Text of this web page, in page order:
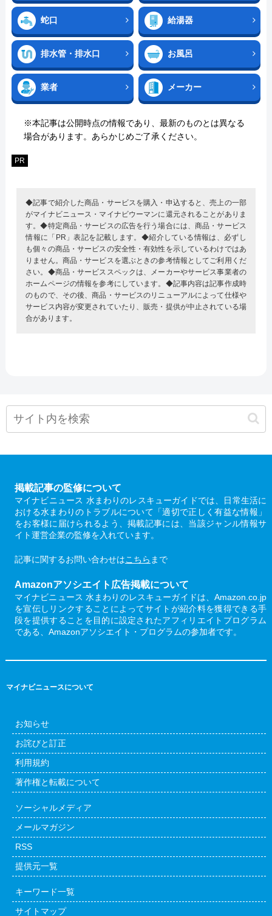
蛇口 給湯器
排水管・排水口 お風呂
業者 メーカー
※本記事は公開時点の情報であり、最新のものとは異なる
場合があります。あらかじめご了承ください。
PR
◆記事で紹介した商品・サービスを購入・申込すると、売上の一部
がマイナビニュース・マイナビウーマンに還元されることがありま
す。◆特定商品・サービスの広告を行う場合には、商品・サービス
情報に「PR」表記を記載します。◆紹介している情報は、必ずし
も個々の商品・サービスの安全性・有効性を示しているわけではあ
りません。商品・サービスを選ぶときの参考情報としてご利用くだ
さい。◆商品・サービススペックは、メーカーやサービス事業者の
ホームページの情報を参考にしています。◆記事内容は記事作成時
のもので、その後、商品・サービスのリニューアルによって仕様や
サービス内容が変更されていたり、販売・提供が中止されている場
合があります。
掲載記事の監修について
マイナビニュース 水まわりのレスキューガイドでは、日常生活に
おける水まわりのトラブルについて「適切で正しく有益な情報」
をお客様に届けられるよう、掲載記事には、当該ジャンル情報サ
イト運営企業の監修を入れています。
記事に関するお問い合わせはこちら まで
Amazonアソシエイト広告掲載について
マイナビニュース 水まわりのレスキューガイドは、Amazon.co.jp
を宣伝しリンクすることによってサイトが紹介料を獲得できる手
段を提供することを目的に設定されたアフィリエイトプログラム
である、Amazonアソシエイト・プログラムの参加者です。
マイナビニュースについて
お知らせ
お詫びと訂正
利用規約
著作権と転載について
ソーシャルメディア
メールマガジン
RSS
提供元一覧
キーワード一覧
サイトマップ